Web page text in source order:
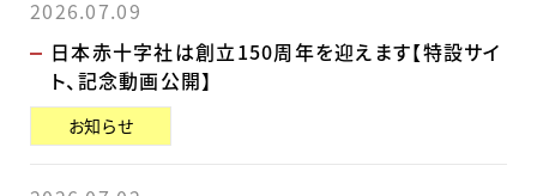
2026.07.09
日本赤十字社は創立150周年を迎えます【特設サイ
ト、記念動画公開】
お知らせ